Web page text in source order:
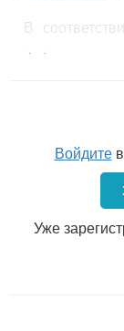
В
отдыха на
и других
времени
рабочего дня
перерывов,
работников
Войдитев
Уже